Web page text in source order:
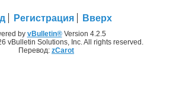
Регистрация Вверх
by vBulletin®Version 4.2.5
vBulletin Solutions, Inc. All rights reserved.
Перевод: zCarot